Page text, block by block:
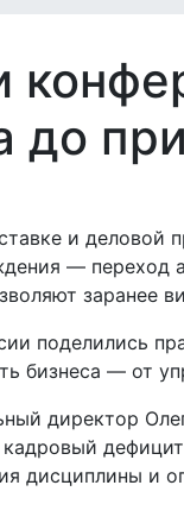
до
и деловой
— переход
заранее
поделились
бизнеса — от
директор
дисциплины и